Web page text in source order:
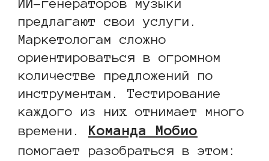
ИИ-генераторов музыки
предлагают свои услуги.
Маркетологам сложно
ориентироваться в огромном
количестве предложений по
инструментам. Тестирование
каждого из них отнимает много
времени. Команда Мобио
помогает разобраться в этом: